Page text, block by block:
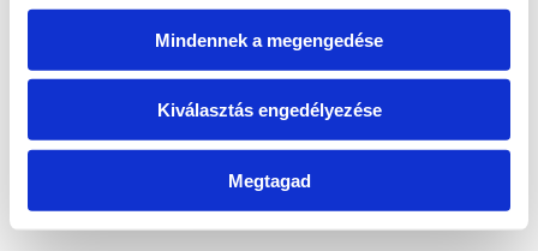
Mindennek a megengedése
Kiválasztás engedélyezése
Megtagad